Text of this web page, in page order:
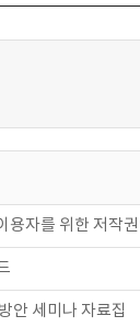
용자를 위한 저작권
안 세미나 자료집